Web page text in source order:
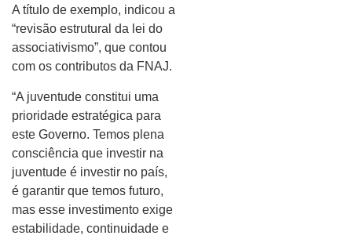
A título de exemplo, indicou a
“revisão estrutural da lei do
associativismo”, que contou
com os contributos da FNAJ.
“A juventude constitui uma
prioridade estratégica para
este Governo. Temos plena
consciência que investir na
juventude é investir no país,
é garantir que temos futuro,
mas esse investimento exige
estabilidade, continuidade e